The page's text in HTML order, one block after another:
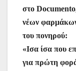
στο
νέων
του πονηρού:
«Ισα ίσα που
για πρώτη